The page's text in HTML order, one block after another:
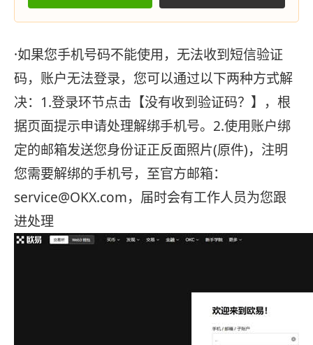
·如果您手机号码不能使用，无法收到短信验证
码，账户无法登录，您可以通过以下两种方式解
决：1.登录环节点击【没有收到验证码？】，根
据页面提示申请处理解绑手机号。2.使用账户绑
定的邮箱发送您身份证正反面照片(原件)，注明
您需要解绑的手机号，至官方邮箱：
service@OKX.com，届时会有工作人员为您跟
进处理